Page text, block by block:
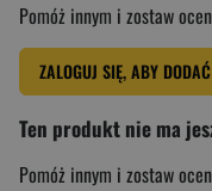
Pomóż innym i zostaw
ZALOGUJ SIĘ, ABY
Ten produkt nie ma
Pomóż innym i zostaw